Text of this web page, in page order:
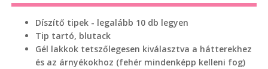
Díszítő tipek - legalább 10 db legyen
Tip tartó, blutack
Gél lakkok tetszőlegesen kiválasztva a hátterekhez
és az árnyékokhoz (fehér mindenképp kelleni fog)